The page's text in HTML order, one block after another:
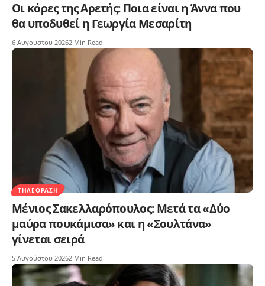
Οι κόρες της Αρετής: Ποια είναι η Άννα που
θα υποδυθεί η Γεωργία Μεσαρίτη
6 Αυγούστου 20262 Min Read
ΤΗΛΕΌΡΑΣΗ
Μένιος Σακελλαρόπουλος: Μετά τα «Δύο
μαύρα πουκάμισα» και η «Σουλτάνα»
γίνεται σειρά
5 Αυγούστου 20262 Min Read